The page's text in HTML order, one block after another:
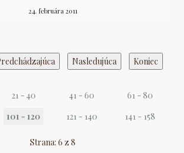
24. februára 2011
Nasledujúca Koniec
21 - 40 41 - 60
61 - 80
101 - 120 121 - 140 141 - 158
Strana: 6 z 8